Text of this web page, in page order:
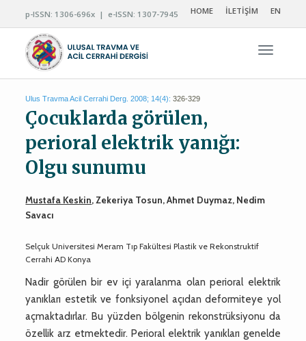
p-ISSN: 1306-696x | e-ISSN: 1307-7945 HOME İLETİŞİM EN
Ulus Travma Acil Cerrahi Derg. 2008; 14(4): 326-329
Çocuklarda görülen,
perioral elektrik yanığı:
Olgu sunumu
Mustafa Keskin, Zekeriya Tosun, Ahmet Duymaz, Nedim
Savacı
Selçuk Universitesi Meram Tıp Fakültesi Plastik ve Rekonstruktif
Cerrahi AD Konya
Nadir görülen bir ev içi yaralanma olan perioral elektrik
yanıkları estetik ve fonksiyonel açıdan deformiteye yol
açmaktadırlar. Bu yüzden bölgenin rekonstrüksiyonu da
özellik arz etmektedir. Perioral elektrik yanıkları genelde